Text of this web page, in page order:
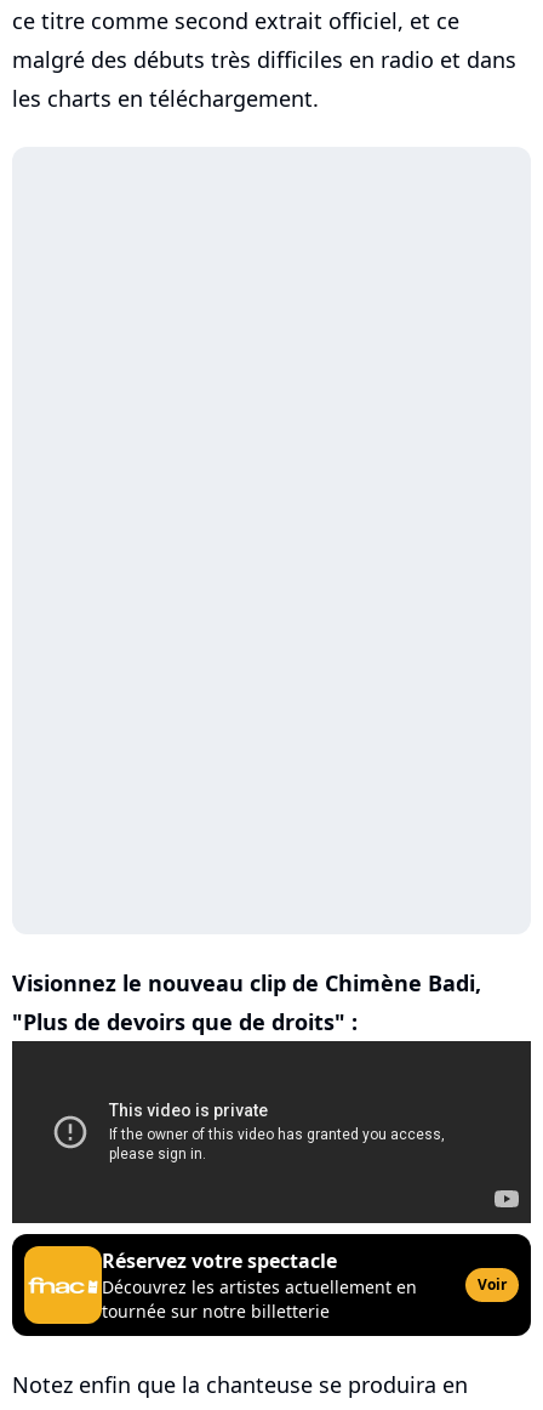
ce titre comme second extrait officiel, et ce
malgré des débuts très difficiles en radio et dans
les charts en téléchargement.
Visionnez le nouveau clip de Chimène Badi,
"Plus de devoirs que de droits" :
Réservez votre spectacle
Découvrez les artistes actuellement en
tournée sur notre billetterie
Voir
Notez enfin que la chanteuse se produira en